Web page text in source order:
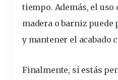
tiempo. Además, el
madera o barniz
y mantener el acabado
Finalmente, si estás